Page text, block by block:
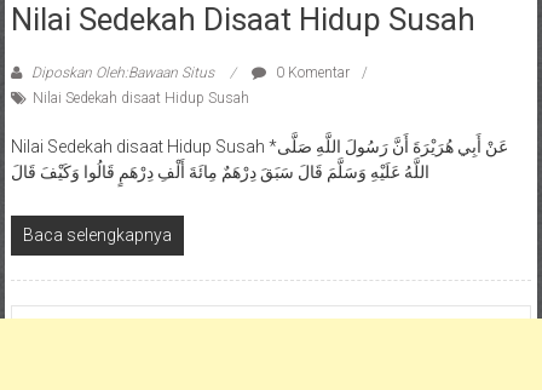
Nilai Sedekah Disaat Hidup Susah
Diposkan Oleh:Bawaan Situs
0 Komentar
Nilai Sedekah disaat Hidup Susah
Nilai Sedekah disaat Hidup Susah *عَنْ أَبِي هُرَيْرَةَ أَنَّ رَسُولَ اللَّهِ صَلَّى
اللَّهُ عَلَيْهِ وَسَلَّمَ قَالَ سَبَقَ دِرْهَمٌ مِائَةَ أَلْفِ دِرْهَمٍ قَالُوا وَكَيْفَ قَالَ
Baca selengkapnya